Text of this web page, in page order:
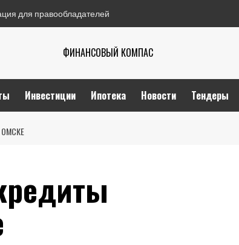
для правообладателей
ФИНАНСОВЫЙ КОМПАС
Инвестиции Ипотека Новости Тендеры